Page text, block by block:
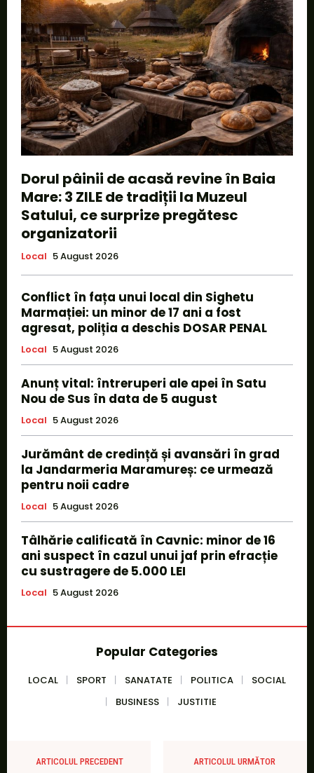
Dorul pâinii de acasă revine în Baia
Mare: 3 ZILE de tradiții la Muzeul
Satului, ce surprize pregătesc
organizatorii
Local 5 August 2026
Conflict în fața unui local din Sighetu
Marmației: un minor de 17 ani a fost
agresat, poliția a deschis DOSAR PENAL
Local 5 August 2026
Anunț vital: întreruperi ale apei în Satu
Nou de Sus în data de 5 august
Local 5 August 2026
Jurământ de credință și avansări în grad
la Jandarmeria Maramureș: ce urmează
pentru noii cadre
Local 5 August 2026
Tâlhărie calificată în Cavnic: minor de 16
ani suspect în cazul unui jaf prin efracție
cu sustragere de 5.000 LEI
Local 5 August 2026
Popular Categories
LOCAL SPORT SANATATE POLITICA
SOCIAL
BUSINESS
JUSTITIE
ARTICOLUL PRECEDENT ARTICOLUL URMĂTOR